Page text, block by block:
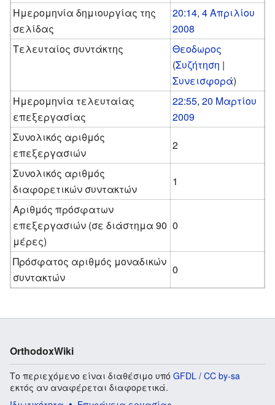
Ημερομηνία δημιουργίας της
σελίδας
20:14, 4 Απριλίου
2008
Τελευταίος συντάκτης
Θεοδωρος
(Συζήτηση |
Συνεισφορά)
Ημερομηνία τελευταίας
επεξεργασίας
22:55, 20 Μαρτίου
2009
Συνολικός αριθμός
επεξεργασιών
2
Συνολικός αριθμός
διαφορετικών συντακτών
1
Αριθμός πρόσφατων
επεξεργασιών (σε διάστημα 90
μέρες)
0
Πρόσφατος αριθμός μοναδικών
συντακτών
0
OrthodoxWiki
Το περιεχόμενο είναι διαθέσιμο υπό GFDL / CC by-sa
εκτός αν αναφέρεται διαφορετικά.